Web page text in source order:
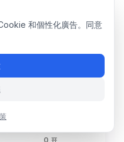
0 표
266 위
0 표
0 표
和個性化廣告。同意